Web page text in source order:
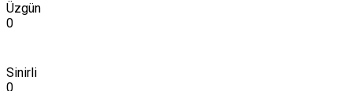
Üzgün
0
Sinirli
0